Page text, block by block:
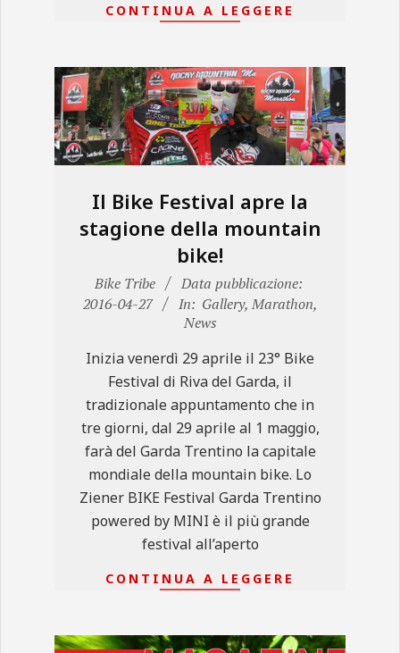
CONTINUA A LEGGERE
Il Bike Festival apre la
stagione della mountain
bike!
2016-
04-
Bike Tribe
Data pubblicazione:
2016-04-27
In: Gallery, Marathon,
News
Inizia venerdì 29 aprile il 23° Bike
Festival di Riva del Garda, il
tradizionale appuntamento che in
tre giorni, dal 29 aprile al 1 maggio,
farà del Garda Trentino la capitale
mondiale della mountain bike. Lo
Ziener BIKE Festival Garda Trentino
powered by MINI è il più grande
festival all’aperto
CONTINUA A LEGGERE